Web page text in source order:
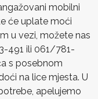
mobilni
će uplate moći
u vezi, možete nas
491 ili 061/781-
s posebnom
na lice mjesta. U
apelujemo